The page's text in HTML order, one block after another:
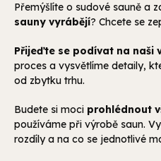
Přemýšlíte o sudové sauně a
sauny vyrábějí? Chcete se
Přijeďte se podívat na naši
proces a vysvětlíme detaily,
od zbytku trhu.
Budete si moci prohlédnout
používáme při výrobě saun.
rozdíly a na co se jednotlivé